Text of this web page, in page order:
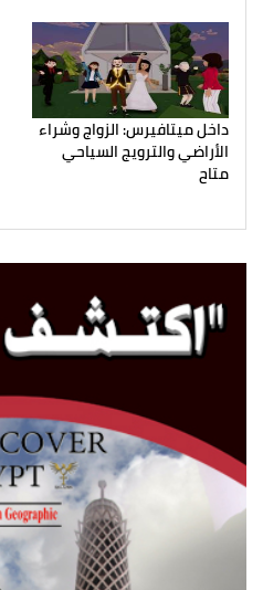
داخل ميتافيرس: الزواج وشراء
الأراضي والترويج السياحي
متاح